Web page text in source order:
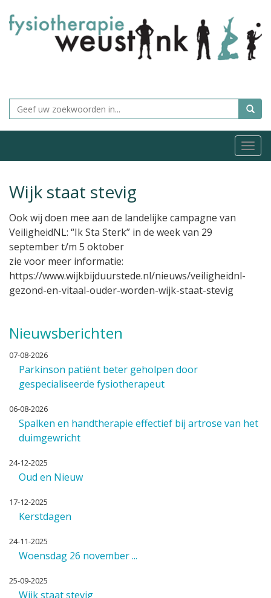
Wijk staat stevig
Ook wij doen mee aan de landelijke campagne van
VeiligheidNL: “Ik Sta Sterk” in de week van 29
september t/m 5 oktober
zie voor meer informatie:
https://www.wijkbijduurstede.nl/nieuws/veiligheidnl-
gezond-en-vitaal-ouder-worden-wijk-staat-stevig
Nieuwsberichten
07-08-2026
Parkinson patiënt beter geholpen door
gespecialiseerde fysiotherapeut
06-08-2026
Spalken en handtherapie effectief bij artrose van het
duimgewricht
24-12-2025
Oud en Nieuw
17-12-2025
Kerstdagen
24-11-2025
Woensdag 26 november ...
25-09-2025
Wijk staat stevig